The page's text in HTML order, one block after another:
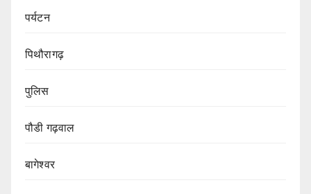
पर्यटन
पिथौरागढ़
पुलिस
पौडी गढ़वाल
बागेश्वर